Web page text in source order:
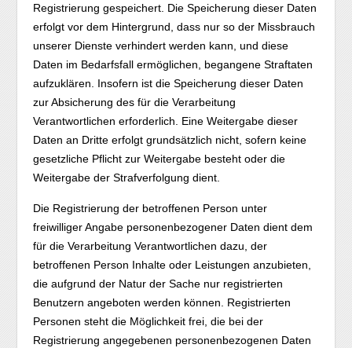
Registrierung gespeichert. Die Speicherung dieser Daten
erfolgt vor dem Hintergrund, dass nur so der Missbrauch
unserer Dienste verhindert werden kann, und diese
Daten im Bedarfsfall ermöglichen, begangene Straftaten
aufzuklären. Insofern ist die Speicherung dieser Daten
zur Absicherung des für die Verarbeitung
Verantwortlichen erforderlich. Eine Weitergabe dieser
Daten an Dritte erfolgt grundsätzlich nicht, sofern keine
gesetzliche Pflicht zur Weitergabe besteht oder die
Weitergabe der Strafverfolgung dient.
Die Registrierung der betroffenen Person unter
freiwilliger Angabe personenbezogener Daten dient dem
für die Verarbeitung Verantwortlichen dazu, der
betroffenen Person Inhalte oder Leistungen anzubieten,
die aufgrund der Natur der Sache nur registrierten
Benutzern angeboten werden können. Registrierten
Personen steht die Möglichkeit frei, die bei der
Registrierung angegebenen personenbezogenen Daten